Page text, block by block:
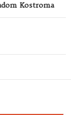
Kostroma